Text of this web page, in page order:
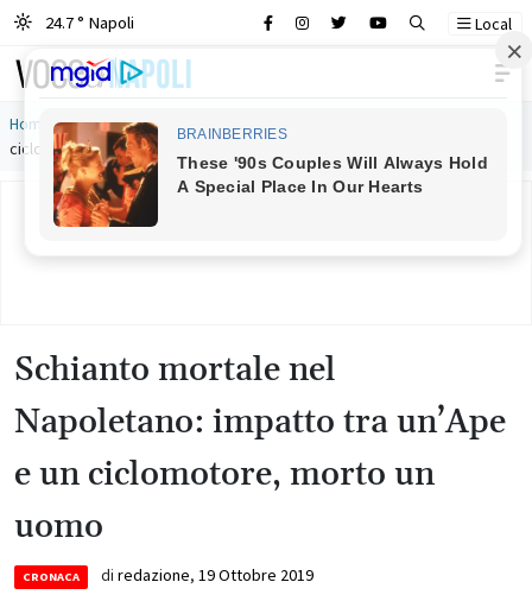
24.7 ° Napoli Local
Main Navigation
Home »Schianto mortale nel Napoletano: impatto tra un’Ape e un
ciclomotore, morto un uomo
Schianto mortale nel
Napoletano: impatto tra un’Ape
e un ciclomotore, morto un
uomo
CRONACA di redazione, 19 Ottobre 2019